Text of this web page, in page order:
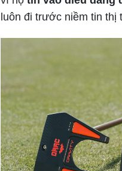
luôn đi trước niềm tin thị